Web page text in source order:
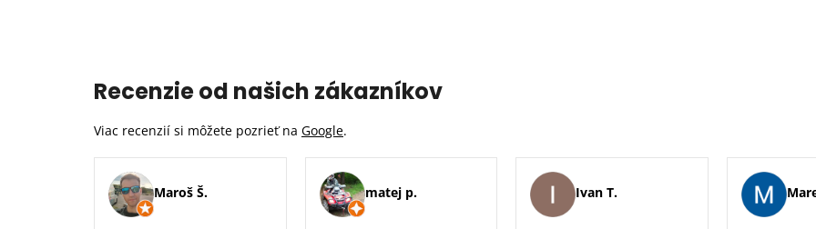
Recenzie od našich zákazníkov
Viac recenzií si môžete pozrieť na Google.
Maroš Š. matej p. Ivan T.